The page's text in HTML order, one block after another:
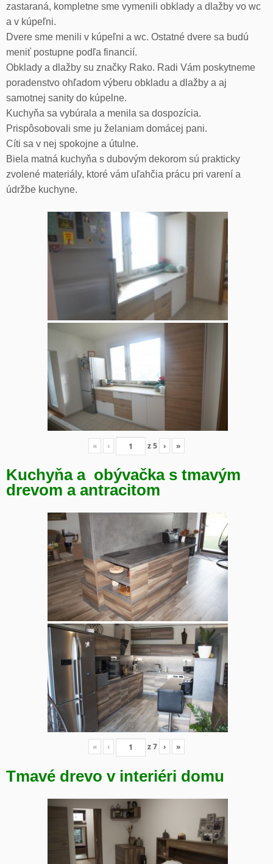
zastaraná, kompletne sme vymenili obklady a dlažby vo wc
a v kúpeľni.
Dvere sme menili v kúpeľni a wc. Ostatné dvere sa budú
meniť postupne podľa financií.
Obklady a dlažby su značky Rako. Radi Vám poskytneme
poradenstvo ohľadom výberu obkladu a dlažby a aj
samotnej sanity do kúpelne.
Kuchyňa sa vybúrala a menila sa dospozícia.
Prispôsobovali sme ju želaniam domácej pani.
Cíti sa v nej spokojne a útulne.
Biela matná kuchyňa s dubovým dekorom sú prakticky
zvolené materiály, ktoré vám uľahčia prácu pri varení a
údržbe kuchyne.
« ‹ z5 › »
Kuchyňa a obývačka s tmavým
drevom a antracitom
« ‹ z7 › »
Tmavé drevo v interiéri domu